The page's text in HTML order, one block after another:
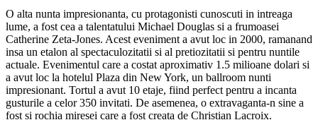
O alta nunta impresionanta, cu protagonisti cunoscuti in intreaga
lume, a fost cea a talentatului Michael Douglas si a frumoasei
Catherine Zeta-Jones. Acest eveniment a avut loc in 2000, ramanand
insa un etalon al spectaculozitatii si al pretiozitatii si pentru nuntile
actuale. Evenimentul care a costat aproximativ 1.5 milioane dolari si
a avut loc la hotelul Plaza din New York, un ballroom nunti
impresionant. Tortul a avut 10 etaje, fiind perfect pentru a incanta
gusturile a celor 350 invitati. De asemenea, o extravaganta-n sine a
fost si rochia miresei care a fost creata de Christian Lacroix.